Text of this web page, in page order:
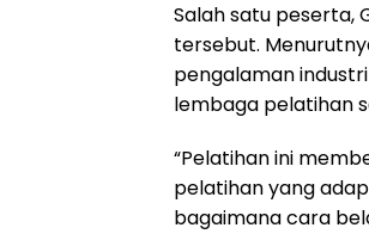
Salah satu peserta,
tersebut.
pengalaman
lembaga pelatihan
“Pelatihan ini
pelatihan yang
bagaimana cara